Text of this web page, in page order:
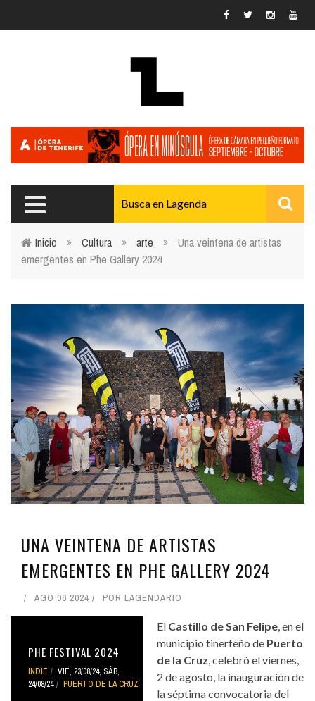
Usted está aquí
Inicio » Cultura » arte »
Una veintena de artistas
emergentes en Phe Gallery 2024
UNA VEINTENA DE ARTISTAS
EMERGENTES EN PHE GALLERY 2024
AGO 06 2024 POR LAGENDARIO
PHE FESTIVAL 2024
INDIE VIE, 23/08/24, SÁB,
24/08/24
PUERTO DE LA CRUZ
El Castillo de San Felipe, en el
municipio tinerfeño de Puerto
de la Cruz, celebró el viernes,
2 de agosto, la inauguración de
la séptima convocatoria del